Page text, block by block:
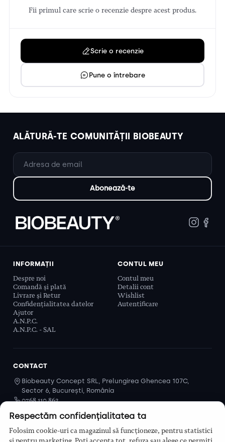
Fii primul care scrie o recenzie despre acest produs.
Scrie o recenzie
Pune o întrebare
ALĂTURĂ-TE COMUNITĂȚII BIOBEAUTY
INFORMAȚII
Despre noi
Comandă și plată
Livrare și Retur
Confidențialitatea datelor
Ajutor
A.N.P.C.
A.N.P.C. - SAL
CONTUL MEU
Contul meu
Detalii cont
Wishlist
Autentificare
CONTACT
Biobeauty Concept SRL, Prelungirea Ghencea 107C,
Sector 6, București, România
0768 110 863
Luni–Vineri, 9:00 – 16:00
Respectăm confidențialitatea ta
Folosim cookie-uri ca magazinul să funcționeze, pentru statistici